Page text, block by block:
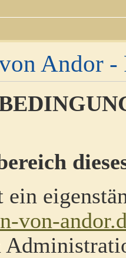
Andor -
ein
von-